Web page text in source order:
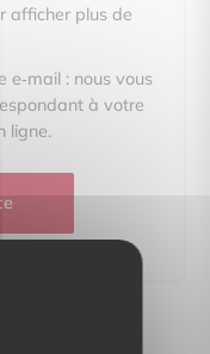
afficher plus de
e‑mail : nous vous
à votre
ligne.